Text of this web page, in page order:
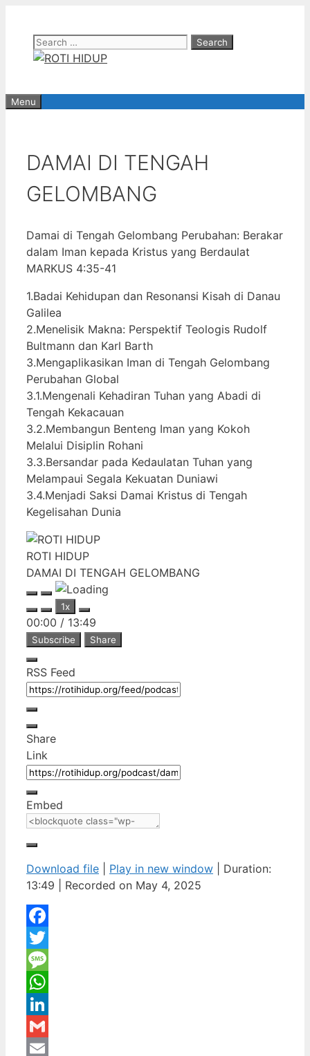
contentSearch
for:
Menu
DAMAI DI TENGAH
GELOMBANG
Damai di Tengah Gelombang Perubahan: Berakar
dalam Iman kepada Kristus yang Berdaulat
MARKUS 4:35-41
1.Badai Kehidupan dan Resonansi Kisah di Danau
Galilea
2.Menelisik Makna: Perspektif Teologis Rudolf
Bultmann dan Karl Barth
3.Mengaplikasikan Iman di Tengah Gelombang
Perubahan Global
3.1.Mengenali Kehadiran Tuhan yang Abadi di
Tengah Kekacauan
3.2.Membangun Benteng Iman yang Kokoh
Melalui Disiplin Rohani
3.3.Bersandar pada Kedaulatan Tuhan yang
Melampaui Segala Kekuatan Duniawi
3.4.Menjadi Saksi Damai Kristus di Tengah
Kegelisahan Dunia
ROTI HIDUP
DAMAI DI TENGAH GELOMBANG
Play
Episode
Pause
Episode
1x
00:00 / 13:49
Subscribe Share
RSS Feed
Share
Link
Embed
Download file Play in new window
Duration:
13:49
Recorded on May 4, 2025
Facebook
Twitter
Message
WhatsApp
LinkedIn
Gmail